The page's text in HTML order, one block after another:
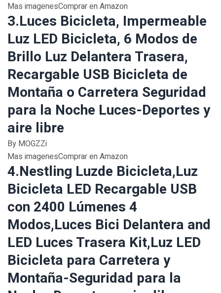
Mas imagenesComprar en Amazon
3.Luces Bicicleta, Impermeable
Luz LED Bicicleta, 6 Modos de
Brillo Luz Delantera Trasera,
Recargable USB Bicicleta de
Montaña o Carretera Seguridad
para la Noche Luces-Deportes y
aire libre
By MOGZZi
Mas imagenesComprar en Amazon
4.Nestling Luzde Bicicleta,Luz
Bicicleta LED Recargable USB
con 2400 Lúmenes 4
Modos,Luces Bici Delantera and
LED Luces Trasera Kit,Luz LED
Bicicleta para Carretera y
Montaña-Seguridad para la